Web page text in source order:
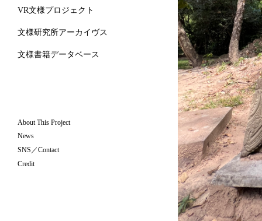
VR文様プロジェクト
文様研究所アーカイヴス
文様書籍データベース
About This Project
News
SNS／Contact
Credit